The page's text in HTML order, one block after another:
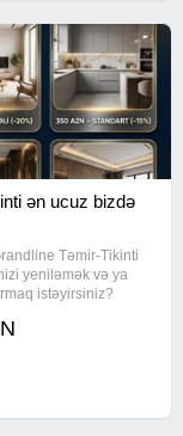
ən ucuz bizdə
Təmir-Tikinti
yeniləmək və ya
istəyirsiniz?
0-dan tam hazır